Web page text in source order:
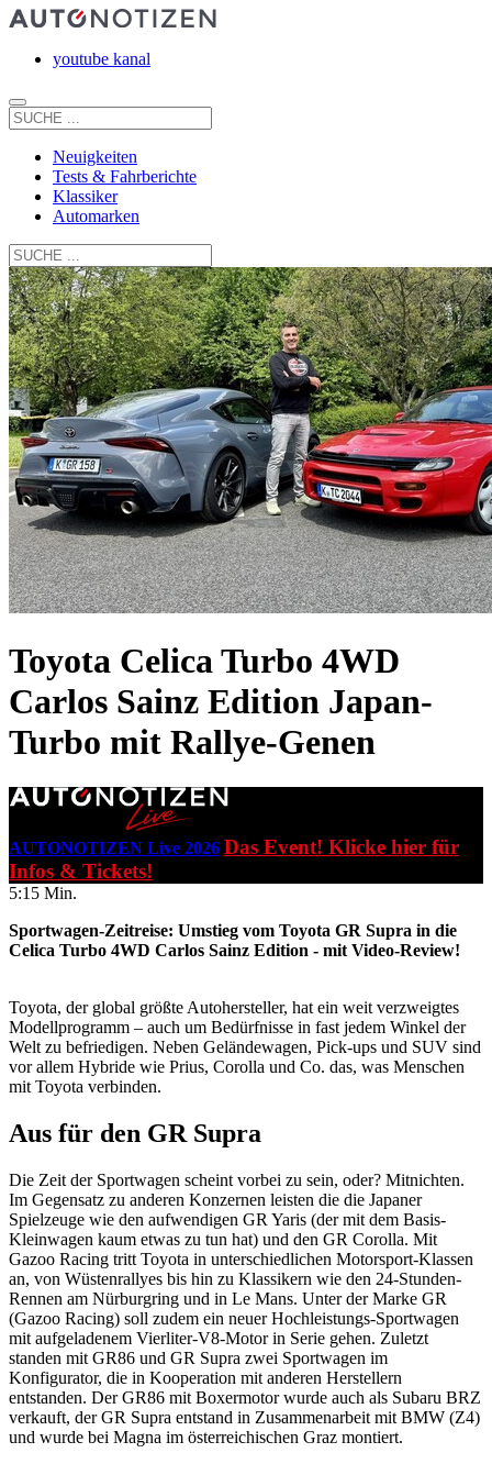
youtube kanal
Neuigkeiten
Tests & Fahrberichte
Klassiker
Automarken
Toyota Celica Turbo 4WD
Carlos Sainz Edition Japan-
Turbo mit Rallye-Genen
AUTONOTIZEN Live 2026 Das Event! Klicke hier für
Infos & Tickets!
5:15 Min.
Sportwagen-Zeitreise: Umstieg vom Toyota GR Supra in die
Celica Turbo 4WD Carlos Sainz Edition - mit Video-Review!
Toyota, der global größte Autohersteller, hat ein weit verzweigtes
Modellprogramm – auch um Bedürfnisse in fast jedem Winkel der
Welt zu befriedigen. Neben Geländewagen, Pick-ups und SUV sind
vor allem Hybride wie Prius, Corolla und Co. das, was Menschen
mit Toyota verbinden.
Aus für den GR Supra
Die Zeit der Sportwagen scheint vorbei zu sein, oder? Mitnichten.
Im Gegensatz zu anderen Konzernen leisten die die Japaner
Spielzeuge wie den aufwendigen GR Yaris (der mit dem Basis-
Kleinwagen kaum etwas zu tun hat) und den GR Corolla. Mit
Gazoo Racing tritt Toyota in unterschiedlichen Motorsport-Klassen
an, von Wüstenrallyes bis hin zu Klassikern wie den 24-Stunden-
Rennen am Nürburgring und in Le Mans. Unter der Marke GR
(Gazoo Racing) soll zudem ein neuer Hochleistungs-Sportwagen
mit aufgeladenem Vierliter-V8-Motor in Serie gehen. Zuletzt
standen mit GR86 und GR Supra zwei Sportwagen im
Konfigurator, die in Kooperation mit anderen Herstellern
entstanden. Der GR86 mit Boxermotor wurde auch als Subaru BRZ
verkauft, der GR Supra entstand in Zusammenarbeit mit BMW (Z4)
und wurde bei Magna im österreichischen Graz montiert.